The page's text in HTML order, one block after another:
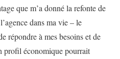
que m’a donné la refonte de
dans ma vie – le
répondre à mes besoins et de
profil économique pourrait